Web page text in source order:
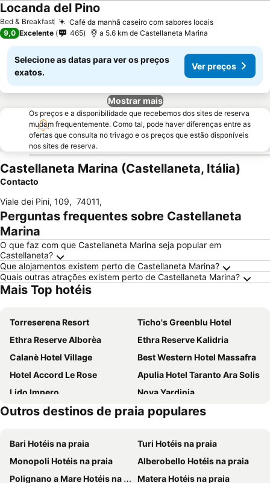
Bed & Breakfast Café da manhã caseiro com sabores locais
Locanda del Pino
9,0 Excelente 465 a 5.6 km de Castellaneta Marina
Selecione as datas para ver os preços
exatos.
Ver preços
Mostrar mais
Os preços e a disponibilidade que recebemos dos sites de reserva
mudam frequentemente. Como tal, pode haver diferenças entre as
ofertas que consulta no trivago e os preços que estão disponíveis
nos sites de reserva.
Castellaneta Marina (Castellaneta, Itália)
Contacto
Viale dei Pini, 109, 74011,
Perguntas frequentes sobre Castellaneta
Marina
O que faz com que Castellaneta Marina seja popular em
Castellaneta?
Que alojamentos existem perto de Castellaneta Marina?
Quais outras atrações existem perto de Castellaneta Marina?
Mais Top hotéis
Torreserena Resort
Ticho's Greenblu Hotel
Ethra Reserve Alborèa
Ethra Reserve Kalidria
Calanè Hotel Village
Best Western Hotel Massafra
Hotel Accord Le Rose
Apulia Hotel Taranto Ara Solis
Lido Impero
Nova Yardinia
Valentino Resort
Outros destinos de praia populares
Bari Hotéis na praia
Turi Hotéis na praia
Monopoli Hotéis na praia
Alberobello Hotéis na praia
Polignano a Mare Hotéis na praia
Matera Hotéis na praia